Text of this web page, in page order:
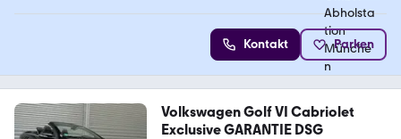
Kontakt Parken
Volkswagen Golf VI Cabriolet
Exclusive GARANTIE DSG